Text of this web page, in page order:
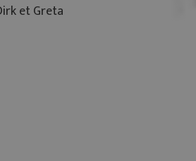
et Greta